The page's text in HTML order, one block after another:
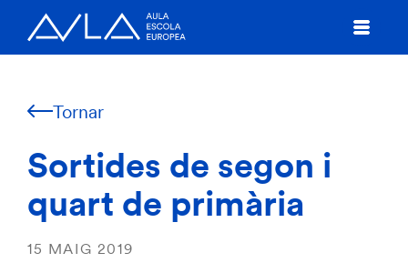
Tornar
Sortides de segon i
quart de primària
15 MAIG 2019